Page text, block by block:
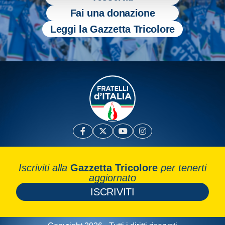
Fai una donazione
Leggi la Gazzetta Tricolore
Iscriviti alla Gazzetta Tricolore per tenerti
aggiornato
ISCRIVITI